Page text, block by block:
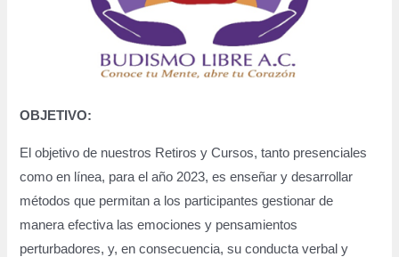
OBJETIVO:
El objetivo de nuestros Retiros y Cursos, tanto presenciales
como en línea, para el año 2023, es enseñar y desarrollar
métodos que permitan a los participantes gestionar de
manera efectiva las emociones y pensamientos
perturbadores, y, en consecuencia, su conducta verbal y